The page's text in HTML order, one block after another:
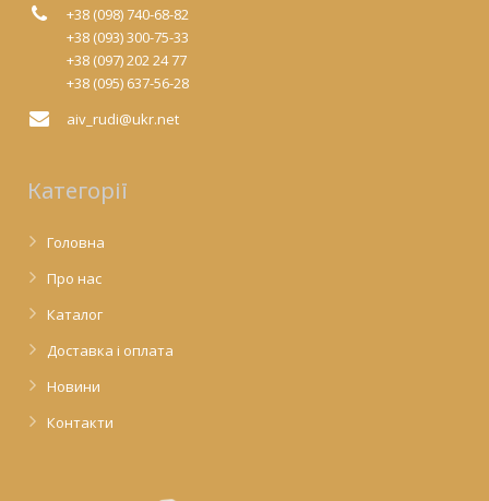
+38 (098) 740-68-82
+38 (093) 300-75-33
+38 (097) 202 24 77
+38 (095) 637-56-28
aiv_rudi@ukr.net
Категорії
Головна
Про нас
Каталог
Доставка і оплата
Новини
Контакти